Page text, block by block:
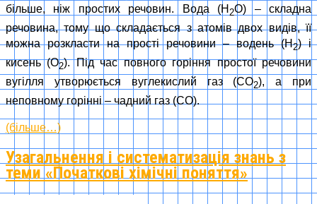
більше, ніж простих речовин. Вода (Н 2О) – складна
речовина, тому що складається з атомів двох видів, її
можна розкласти на прості речовини – водень (Н2) і
кисень (О2). Під час повного горіння простої речовини
вугілля утворюється вуглекислий газ (СО2), а при
неповному горінні – чадний газ (СО).
(більше…)
Узагальнення і систематизація знань з
теми «Початкові хімічні поняття»